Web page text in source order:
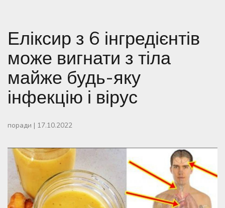
Еліксир з 6 інгредієнтів
може вигнати з тіла
майже будь-яку
інфекцію і вірус
поради | 17.10.2022